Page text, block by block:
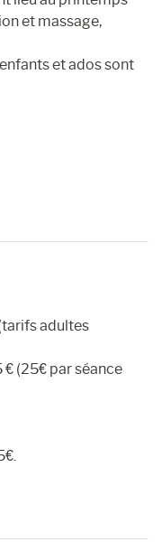
et massage,
et ados sont
adultes
(25€ par séance